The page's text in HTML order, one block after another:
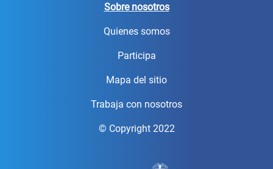
Sobre nosotros
Quienes somos
Participa
Mapa del sitio
Trabaja con nosotros
© Copyright 2022